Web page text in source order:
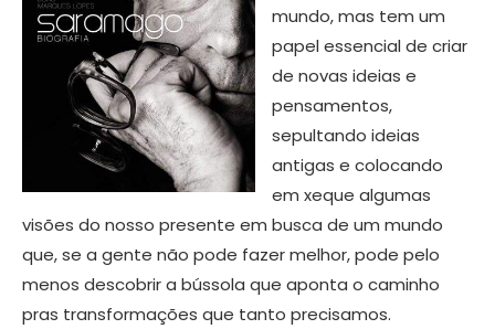
mundo, mas tem um
papel essencial de criar
de novas ideias e
pensamentos,
sepultando ideias
antigas e colocando
em xeque algumas
visões do nosso presente em busca de um mundo
que, se a gente não pode fazer melhor, pode pelo
menos descobrir a bússola que aponta o caminho
pras transformações que tanto precisamos.